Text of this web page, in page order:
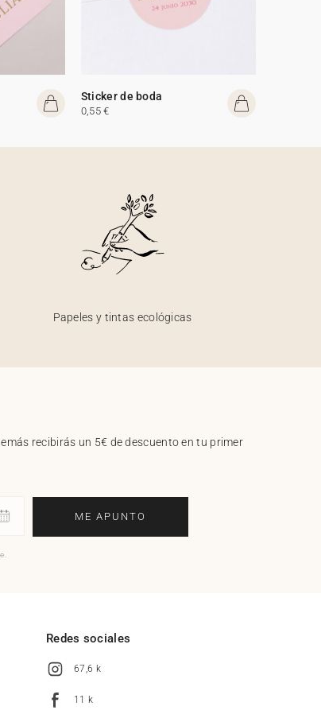
Sticker de boda
0,55 €
Papeles y tintas ecológicas
recibirás un 5€ de descuento en tu primer
ME APUNTO
Redes sociales
67,6 k
11 k